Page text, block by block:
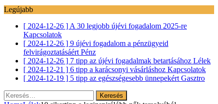
Legújabb
[ 2024-12-26 ] A 30 legjobb újévi fogadalom 2025-re
Kapcsolatok
[ 2024-12-26 ] 9 újévi fogadalom a pénzügyeid
felvirágoztatásáért Pénz
[ 2024-12-26 ] 7 tipp az újévi fogadalmak betartásához Lélek
[ 2024-12-21 ] 6 tipp a karácsonyi vásárláshoz Kapcsolatok
[ 2024-12-19 ] 5 tipp az egészségesebb ünnepekért Gasztro
Keresés: